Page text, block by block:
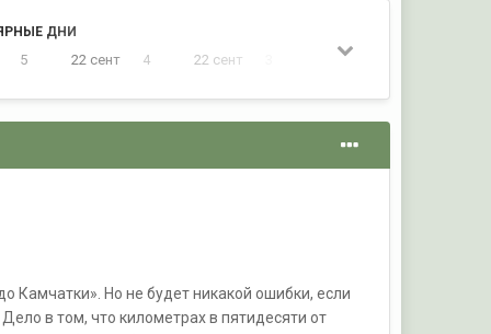
ДНИ
5 22 сент 4 22 сент 22 сент
Камчатки». Но не будет никакой ошибки, если
в том, что километрах в пятидесяти от